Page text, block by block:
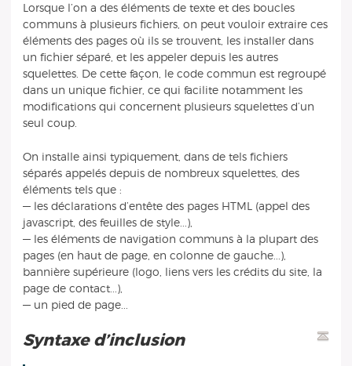
Lorsque l’on a des éléments de texte et des boucles
communs à plusieurs fichiers, on peut vouloir extraire ces
éléments des pages où ils se trouvent, les installer dans
un fichier séparé, et les appeler depuis les autres
squelettes. De cette façon, le code commun est regroupé
dans un unique fichier, ce qui facilite notamment les
modifications qui concernent plusieurs squelettes d’un
seul coup.
On installe ainsi typiquement, dans de tels fichiers
séparés appelés depuis de nombreux squelettes, des
éléments tels que :
— les déclarations d’entête des pages HTML (appel des
javascript, des feuilles de style...),
— les éléments de navigation communs à la plupart des
pages (en haut de page, en colonne de gauche...),
bannière supérieure (logo, liens vers les crédits du site, la
page de contact...),
— un pied de page...
Syntaxe d’inclusion